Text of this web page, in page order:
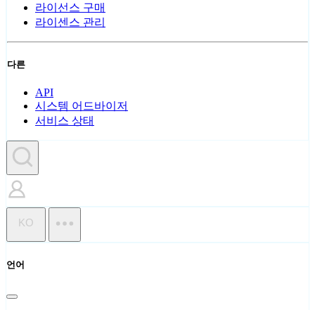
라이선스 구매
라이센스 관리
다른
API
시스템 어드바이저
서비스 상태
KO
언어